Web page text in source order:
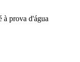
à prova d'água